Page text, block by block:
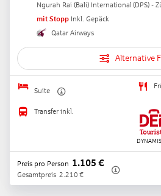
Ngurah Rai (Bali) International (DPS) -
mit Stopp Inkl. Gepäck
Qatar Airways
Alternative
Suite
Transfer inkl.
Preis pro Person 1.105 €
Gesamtpreis 2.210 €